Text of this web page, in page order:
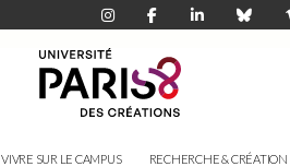
VIVRE SUR LE CAMPUS RECHERCHE & CRÉATION